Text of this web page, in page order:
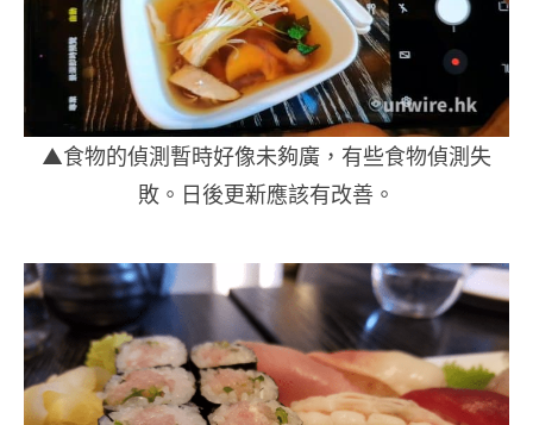
▲食物的偵測暫時好像未夠廣，有些食物偵測失
敗。日後更新應該有改善。